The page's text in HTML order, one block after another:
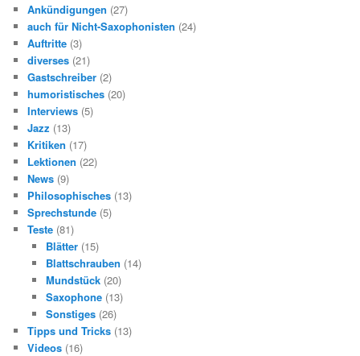
n
Ankündigungen (27)
auch für Nicht-Saxophonisten (24)
Auftritte (3)
diverses (21)
Gastschreiber (2)
humoristisches (20)
Interviews (5)
Jazz (13)
Kritiken (17)
Lektionen (22)
News (9)
Philosophisches (13)
Sprechstunde (5)
Teste (81)
Blätter(15)
Blattschrauben (14)
Mundstück(20)
Saxophone(13)
Sonstiges(26)
Tipps und Tricks (13)
Videos (16)